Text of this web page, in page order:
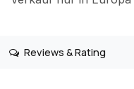
Reviews & Rating